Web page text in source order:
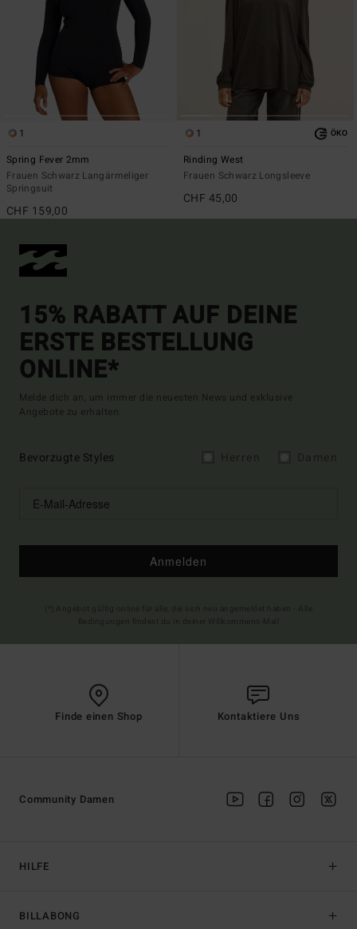
1
Spring Fever 2mm
Frauen Schwarz Langärmeliger
Springsuit
CHF 159,00
1 ÖKO
Rinding West
Frauen Schwarz Longsleeve
CHF 45,00
15% RABATT AUF DEINE
ERSTE BESTELLUNG
ONLINE*
Melde dich an, um immer die neuesten News und exklusive
Angebote zu erhalten.
Bevorzugte Styles
Anmelden
Finde einen Shop Kontaktiere Uns
HILFE
BILLABONG
Community Damen